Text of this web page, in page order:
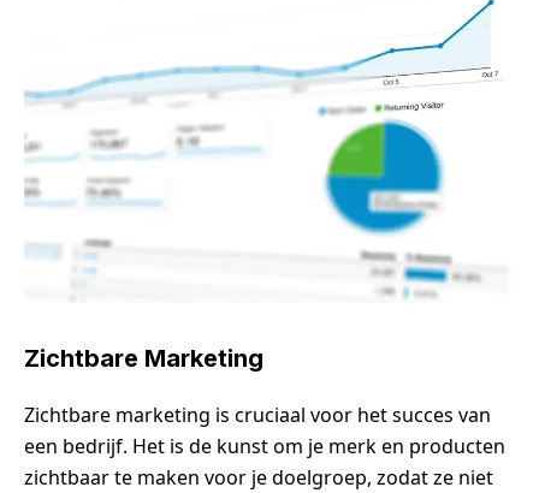
Zichtbare Marketing
Zichtbare marketing is cruciaal voor het succes van
een bedrijf. Het is de kunst om je merk en producten
zichtbaar te maken voor je doelgroep, zodat ze niet